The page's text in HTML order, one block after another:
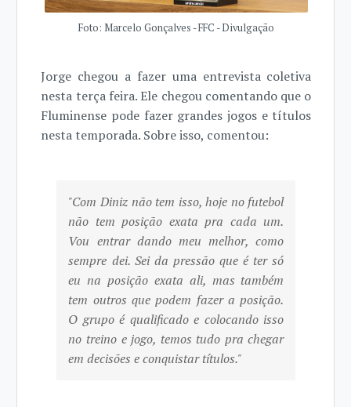
Foto: Marcelo Gonçalves - FFC - Divulgação
Jorge chegou a fazer uma entrevista coletiva
nesta terça feira. Ele chegou comentando que o
Fluminense pode fazer grandes jogos e títulos
nesta temporada. Sobre isso, comentou:
"Com Diniz não tem isso, hoje no futebol
não tem posição exata pra cada um.
Vou entrar dando meu melhor, como
sempre dei. Sei da pressão que é ter só
eu na posição exata ali, mas também
tem outros que podem fazer a posição.
O grupo é qualificado e colocando isso
no treino e jogo, temos tudo pra chegar
em decisões e conquistar títulos."